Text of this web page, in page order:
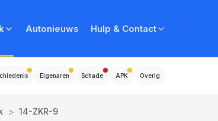
Autonieuws Hulp & Contact
Eigenaren Schade APK Overig
> 14-ZKR-9